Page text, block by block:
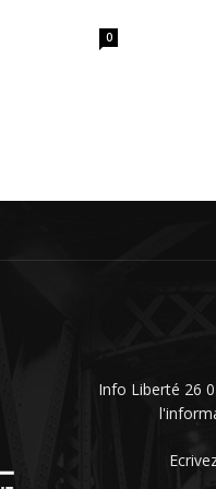
0
Info Liberté 26